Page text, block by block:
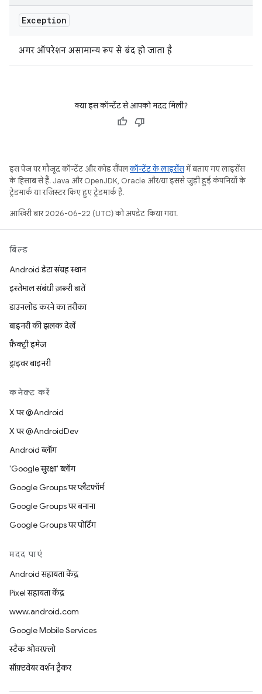
Exception
अगर ऑपरेशन असामान्य रूप से बंद हो जाता है
क्या इस कॉन्टेंट से आपको मदद मिली?
इस पेज पर मौजूद कॉन्टेंट और कोड सैंपलकॉन्टेंट के लाइसेंसमें बताए गए लाइसेंस
के हिसाब से हैं. Java और OpenJDK, Oracle और/या इससे जुड़ी हुई कंपनियों के
ट्रेडमार्क या रजिस्टर किए हुए ट्रेडमार्क हैं.
आखिरी बार 2026-06-22 (UTC) को अपडेट किया गया.
बिल्ड
Android डेटा संग्रह स्थान
इस्तेमाल संबंधी ज़रूरी बातें
डाउनलोड करने का तरीका
बाइनरी की झलक देखें
फ़ैक्ट्री इमेज
ड्राइवर बाइनरी
कनेक्ट करें
X पर @Android
X पर @AndroidDev
Android ब्लॉग
'Google सुरक्षा' ब्लॉग
Google Groups पर प्लैटफ़ॉर्म
Google Groups पर बनाना
Google Groups पर पोर्टिंग
मदद पाएं
Android सहायता केंद्र
Pixel सहायता केंद्र
www.android.com
Google Mobile Services
स्टैक ओवरफ़्लो
सॉफ़्टवेयर वर्शन ट्रैकर